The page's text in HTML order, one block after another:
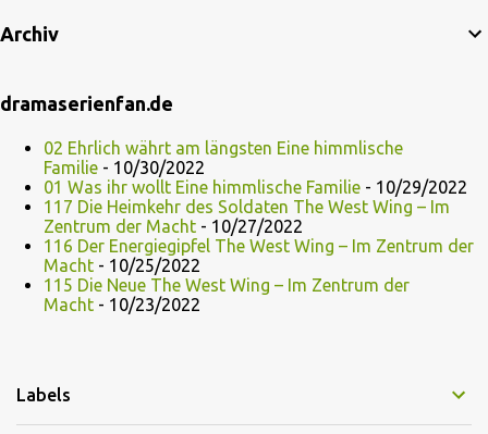
Archiv
dramaserienfan.de
02 Ehrlich währt am längsten Eine himmlische
Familie - 10/30/2022
01 Was ihr wollt Eine himmlische Familie - 10/29/2022
117 Die Heimkehr des Soldaten The West Wing – Im
Zentrum der Macht - 10/27/2022
116 Der Energiegipfel The West Wing – Im Zentrum der
Macht - 10/25/2022
115 Die Neue The West Wing – Im Zentrum der
Macht - 10/23/2022
Labels